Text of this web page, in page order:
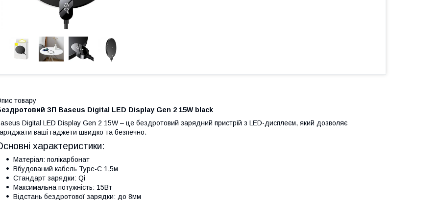
товару
ЗП Baseus Digital LED Display Gen 2 15W black
Digital LED Display Gen 2 15W – це бездротовий зарядний пристрій з LED-дисплеєм, який дозволяє
ваші гаджети швидко та безпечно.
характеристики:
Матеріал: полікарбонат
Вбудований кабель Type-C 1,5м
Стандарт зарядки: Qi
Максимальна потужність: 15Вт
Відстань бездротової зарядки: до 8мм